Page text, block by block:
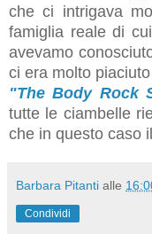
che ci intrigava
famiglia reale di
avevamo
ci era molto piaciuto
"The Body Rock
tutte le ciambelle
che in questo caso
Barbara Pitanti alle
Condividi